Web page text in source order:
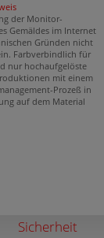
der Monitor-
Gemäldes im Internet
Gründen nicht
Farbverbindlich für
nur hochaufgelöste
mit einem
Prozeß in
auf dem Material
Sicherheit